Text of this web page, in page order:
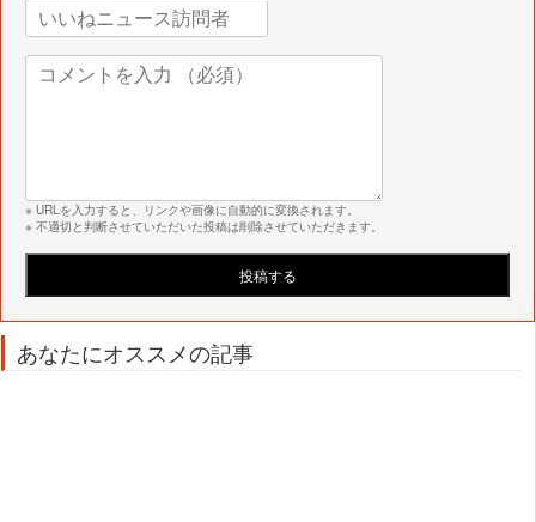
※ URLを入力すると、リンクや画像に自動的に変換されます。
※ 不適切と判断させていただいた投稿は削除させていただきます。
あなたにオススメの記事